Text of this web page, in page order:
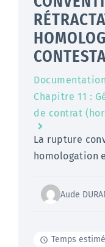
Documentation
Chapitre 11 :
de contrat
La rupture
homologation
Aude
Temps